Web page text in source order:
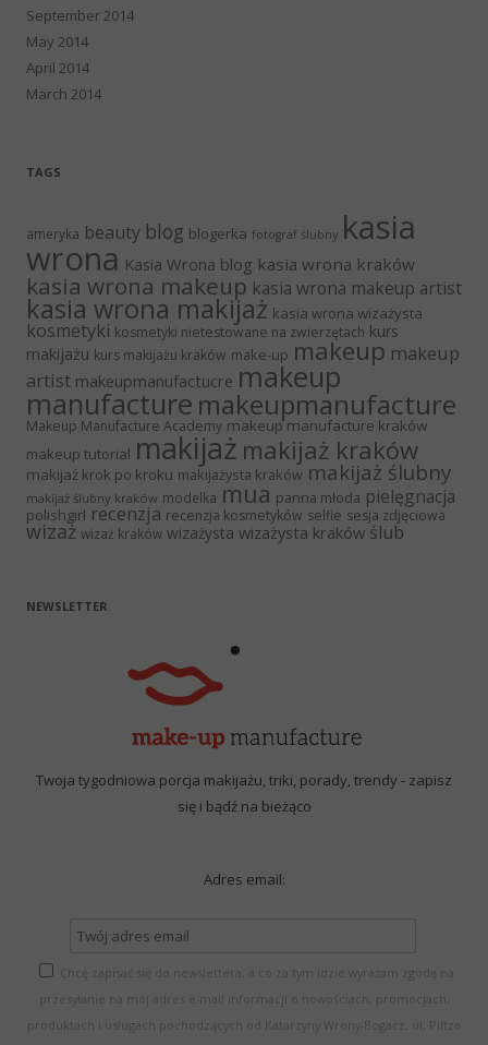
September 2014
May 2014
April 2014
March 2014
TAGS
ameryka beauty blog blogerka fotograf ślubny kasia
wrona Kasia Wrona blog kasia wrona kraków
kasia wrona makeup kasia wrona makeup artist
kasia wrona makijaż kasia wrona wizażysta
kosmetyki kosmetyki nietestowane na zwierzętach kurs
makijażu kurs makijażu kraków make-up makeup makeup
artist makeupmanufactucre makeup
manufacture makeupmanufacture
Makeup Manufacture Academy makeup manufacture kraków
makeup tutorial makijaż makijaż kraków
makijaż krok po kroku makijażysta kraków makijaż ślubny
makijaż ślubny kraków modelka mua panna młoda pielęgnacja
polishgirl recenzja recenzja kosmetyków selfie sesja zdjęciowa
wizaż wizaż kraków wizażysta wizażysta kraków ślub
NEWSLETTER
Twoja tygodniowa porcja makijażu, triki, porady, trendy - zapisz
się i bądź na bieżąco
Adres email:
Chcę zapisać się do newslettera, a co za tym idzie wyrażam zgodę na
przesyłanie na mój adres e-mail informacji o nowościach, promocjach,
produktach i usługach pochodzących od Katarzyny Wrony-Bogacz, ul. Piltza